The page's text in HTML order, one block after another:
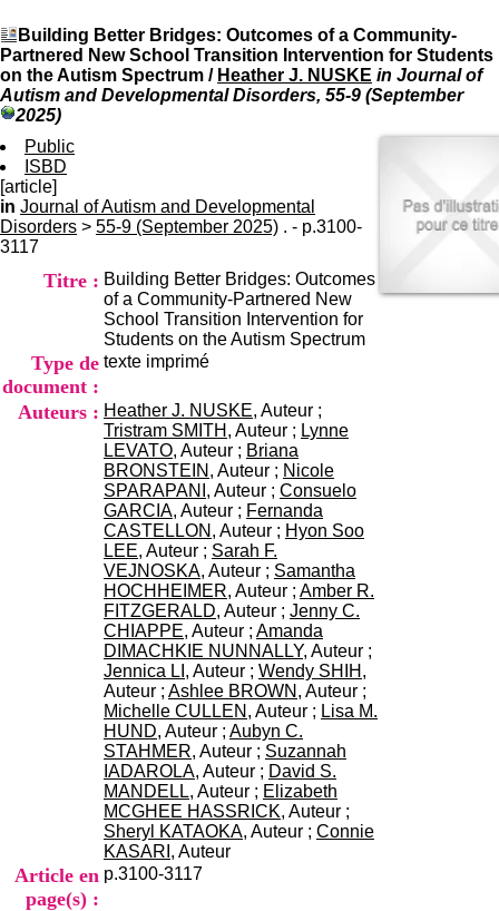
du CRA Rhône-Alpes
Centre Hospitalier le Vinatier
bât 211
95, Bd Pinel
69678 Bron Cedex
Tél:
+33(0)4 37 91 54 65
Fax:+33(0)4 37 91 54 37
Building Better Bridges: Outcomes of a Community-
Partnered New School Transition Intervention for Students
on the Autism Spectrum / Heather J. NUSKE in Journal of
Autism and Developmental Disorders, 55-9 (September
2025)
Public
ISBD
[article]
in Journal of Autism and Developmental
Disorders > 55-9 (September 2025) . - p.3100-
3117
Titre : Building Better Bridges: Outcomes
of a Community-Partnered New
School Transition Intervention for
Students on the Autism Spectrum
Type de
document :
texte imprimé
Auteurs : Heather J. NUSKE, Auteur ;
Tristram SMITH , Auteur ; Lynne
LEVATO, Auteur ; Briana
BRONSTEIN , Auteur ; Nicole
SPARAPANI , Auteur ; Consuelo
GARCIA, Auteur ; Fernanda
CASTELLON , Auteur ; Hyon Soo
LEE, Auteur ; Sarah F.
VEJNOSKA, Auteur ; Samantha
HOCHHEIMER, Auteur ; Amber R.
FITZGERALD, Auteur ; Jenny C.
CHIAPPE, Auteur ; Amanda
DIMACHKIE NUNNALLY, Auteur ;
Jennica LI , Auteur ; Wendy SHIH ,
Auteur ; Ashlee BROWN , Auteur ;
Michelle CULLEN , Auteur ; Lisa M.
HUND, Auteur ; Aubyn C.
STAHMER, Auteur ; Suzannah
IADAROLA, Auteur ; David S.
MANDELL, Auteur ; Elizabeth
MCGHEE HASSRICK, Auteur ;
Sheryl KATAOKA, Auteur ; Connie
KASARI , Auteur
Article en
page(s) :
p.3100-3117
I
n
f
o
r
o
n
d
e
D
o
c
m
e
n
t
a
t
i
o
n
d
u
C
R
A
R
h
ô
n
e
-
A
l
p
e
s